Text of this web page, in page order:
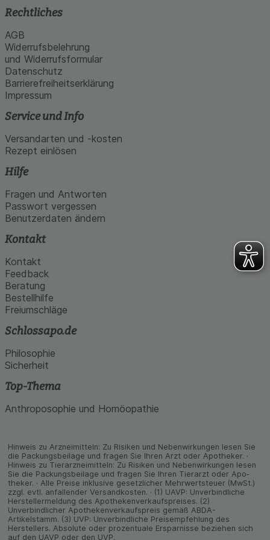
Rechtliches
AGB
Widerrufsbelehrung
und Widerrufsformular
Datenschutz
Barrierefreiheitserklärung
Impressum
Service und Info
Versandarten und -kosten
Rezept einlösen
Hilfe
Fragen und Antworten
Passwort vergessen
Benutzerdaten ändern
Kontakt
Kontakt
Feedback
Beratung
Bestellhilfe
Freiumschläge
Schlossapo.de
Philosophie
Sicherheit
Top-Thema
Anthroposophie und Homöopathie
Hinweis zu Arzneimitteln: Zu Risiken und Neben­wirkungen lesen Sie
die Packungs­beilage und fragen Sie Ihren Arzt oder Apo­theker. ·
Hinweis zu Tier­arz­nei­mitteln: Zu Risiken und Neben­wirkungen lesen
Sie die Packungs­beilage und fragen Sie Ihren Tier­arzt oder Apo­
theker. · Alle Preise inklusive gesetz­licher Mehrwertsteuer (MwSt.)
zzgl. evtl. anfallender Versand­kosten. · (1) UAVP: Unverbindliche
Herstellermeldung des Apothekenverkaufspreises. (2)
Unverbindlicher Apothekenverkaufspreis gemäß ABDA-
Artikelstamm. (3) UVP: Unverbindliche Preisempfehlung des
Herstellers. Absolute oder prozentuale Ersparnisse beziehen sich
auf den UAVP oder den UVP.